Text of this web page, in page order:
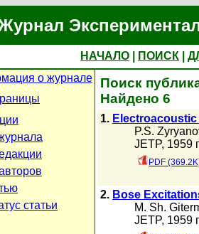
НАЧАЛО ПОИСК
о журнале
статьи
Поиск
Найдено 6
1.
P.S.
JETP, 1959
PDF
2. Bose
M. Sh.
JETP, 1959